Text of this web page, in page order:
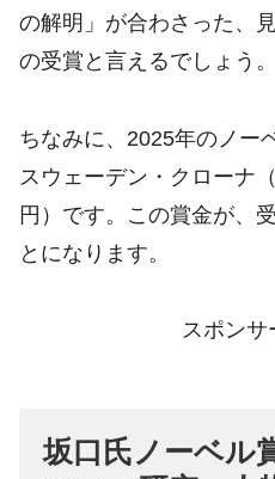
の解明」が合わさった、
の受賞と言えるでしょう。
ちなみに、2025年のノー
スウェーデン・クローナ
円）です。この賞金が、
とになります。
スポンサ
坂口氏ノーベル